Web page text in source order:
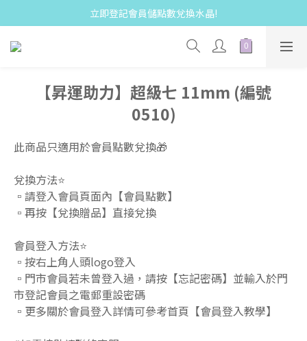
立即登記會員儲點數兌換水晶!
【昇運助力】超級七 11mm (編號
0510)
此商品只適用於會員點數兌換🎁
兌換方法⭐️
▫️請登入會員頁面內【會員點數】
▫️再按【兌換贈品】直接兌換
會員登入方法⭐️
▫️按右上角人頭logo登入
▫️門市會員若未曾登入過，請按【忘記密碼】並輸入於門
市登記會員之電郵重設密碼
▫️更多關於會員登入詳情可參考首頁【會員登入教學】